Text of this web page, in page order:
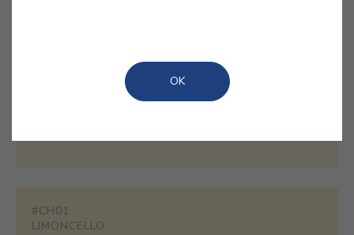
#CH01
LIMONCELLO
OK